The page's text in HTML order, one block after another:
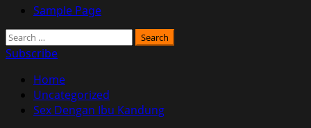
PrimarySample Page
Search
for:
Subscribe
Home
Uncategorized
Sex Dengan Ibu Kandung